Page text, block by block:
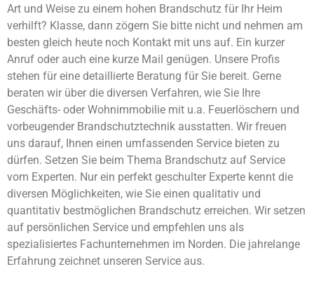
Art und Weise zu einem hohen Brandschutz für Ihr Heim
verhilft? Klasse, dann zögern Sie bitte nicht und nehmen am
besten gleich heute noch Kontakt mit uns auf. Ein kurzer
Anruf oder auch eine kurze Mail genügen. Unsere Profis
stehen für eine detaillierte Beratung für Sie bereit. Gerne
beraten wir über die diversen Verfahren, wie Sie Ihre
Geschäfts- oder Wohnimmobilie mit u.a. Feuerlöschern und
vorbeugender Brandschutztechnik ausstatten. Wir freuen
uns darauf, Ihnen einen umfassenden Service bieten zu
dürfen. Setzen Sie beim Thema Brandschutz auf Service
vom Experten. Nur ein perfekt geschulter Experte kennt die
diversen Möglichkeiten, wie Sie einen qualitativ und
quantitativ bestmöglichen Brandschutz erreichen. Wir setzen
auf persönlichen Service und empfehlen uns als
spezialisiertes Fachunternehmen im Norden. Die jahrelange
Erfahrung zeichnet unseren Service aus.